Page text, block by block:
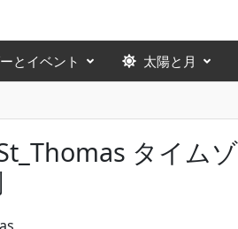
とイベント 太陽と月
タイムゾ